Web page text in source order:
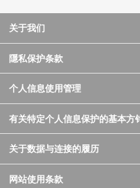
关于我们
隱私保护条款
个人信息使用管理
有关特定个人信息保护的基本方
关于数据与连接的履历
网站使用条款